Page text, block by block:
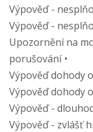
Výpověď -
Výpověď -
Upozornění na
porušování
Výpověď dohody
Výpověď dohody
Výpověď -
Výpověď - zvlášť